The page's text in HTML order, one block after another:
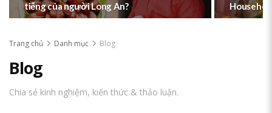
tiếng của người Long An?
Trang chủ Danh mục Blog
Blog
Chia sẻ kinh nghiệm, kiến thức & thảo luận.